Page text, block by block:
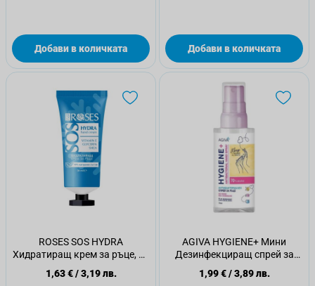
Добави в количката Добави в количката
ROSES SOS HYDRA
Хидратиращ крем за ръце, 50
мл
1,63 €/3,19 лв.
AGIVA HYGIENE+ Мини
Дезинфекциращ спрей за
ръце 70% алк Манго, 75мл
1,99 €/3,89 лв.